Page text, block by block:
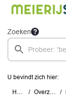
Zoeken
U bevindt zich hier:
Home Overzichten